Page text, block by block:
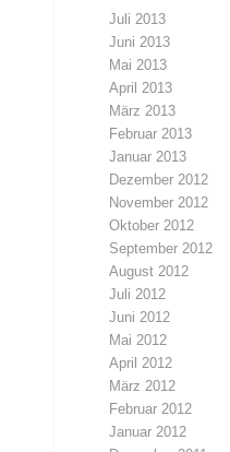
Juli 2013
Juni 2013
Mai 2013
April 2013
März 2013
Februar 2013
Januar 2013
Dezember 2012
November 2012
Oktober 2012
September 2012
August 2012
Juli 2012
Juni 2012
Mai 2012
April 2012
März 2012
Februar 2012
Januar 2012